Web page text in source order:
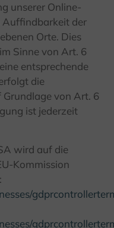
unserer Online-
Auffindbarkeit der
Orte. Dies
Sinne von Art. 6
entsprechende
die
von Art. 6
ist jederzeit
wird auf die
Kommission